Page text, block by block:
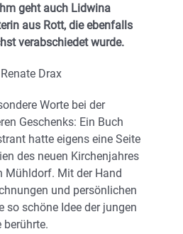
geht auch Lidwina
aus Rott, die ebenfalls
verabschiedet wurde.
Drax
Worte bei der
Geschenks: Ein Buch
hatte eigens eine Seite
des neuen Kirchenjahres
Mühldorf. Mit der Hand
und persönlichen
so schöne Idee der jungen
berührte.